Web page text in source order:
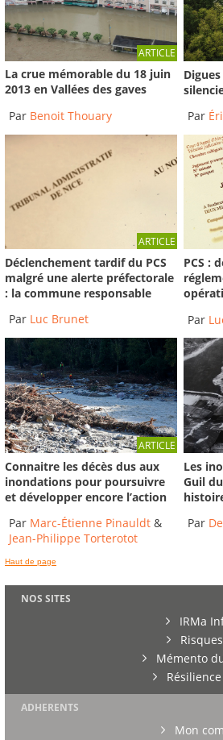
ARTICLE
La crue mémorable du 18 juin
2013 en Vallées des gaves
Par Benoit Thouary
Par
ARTICLE
Déclenchement tardif du PCS
malgré une alerte préfectorale
: la commune responsable
Par Luc Brunet
PCS :
Par
ARTICLE
Connaitre les décès dus aux
inondations pour poursuivre
et développer encore l’action
Par Marc-Étienne Pinauldt &
Jean-Philippe Torterotot
Les
Guil
Par
Haut de page
NOS SITES
IRMa
Mémento
ADHERENTS
Mon